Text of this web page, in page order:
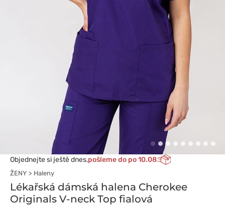
Objednejte si ještě dnes,pošleme do po 10.08
ŽENY Haleny
Lékařská dámská halena Cherokee
Originals V-neck Top fialová